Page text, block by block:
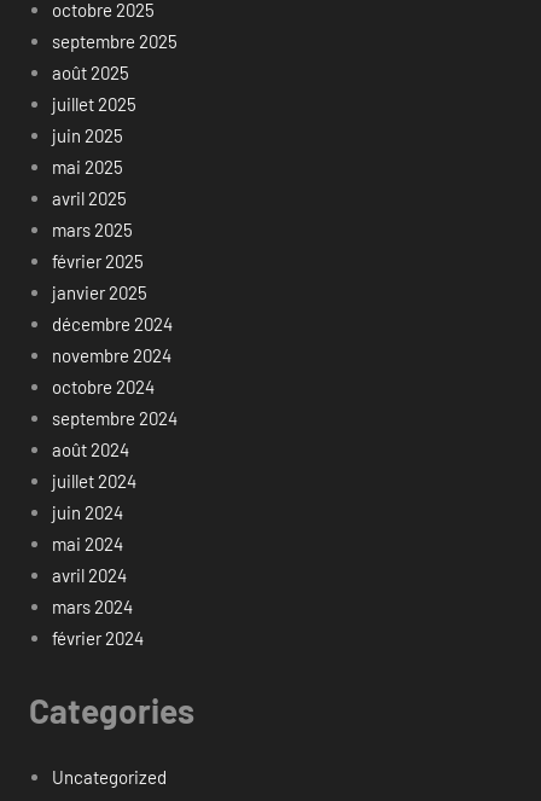
octobre 2025
septembre 2025
août 2025
juillet 2025
juin 2025
mai 2025
avril 2025
mars 2025
février 2025
janvier 2025
décembre 2024
novembre 2024
octobre 2024
septembre 2024
août 2024
juillet 2024
juin 2024
mai 2024
avril 2024
mars 2024
février 2024
Categories
Uncategorized